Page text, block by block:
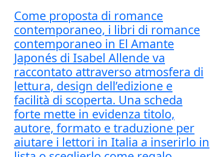
Come proposta di romance
contemporaneo, i libri di romance
contemporaneo in El Amante
Japonés di Isabel Allende va
raccontato attraverso atmosfera di
lettura, design dell’edizione e
facilità di scoperta. Una scheda
forte mette in evidenza titolo,
autore, formato e traduzione per
aiutare i lettori in Italia a inserirlo in